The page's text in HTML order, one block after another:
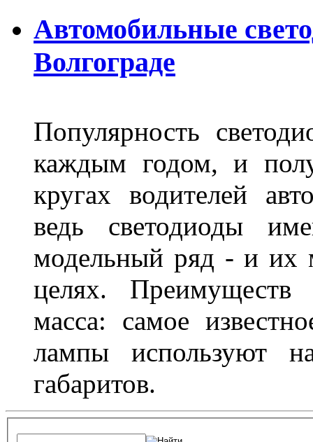
Автомобильные
Волгограде
Популярность
каждым годом, и
кругах водителей
ведь светодиоды
модельный ряд - и их
целях.
масса: самое
лампы используют
габаритов.